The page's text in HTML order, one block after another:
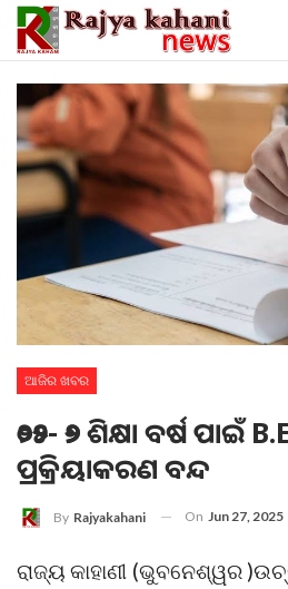
ଆଜିର ଖବର
୨୦୨୫- ୨୬ ଶିକ୍ଷା ବର୍ଷ
ପ୍ରକ୍ରିୟାକରଣ ବନ୍ଦ
By Rajyakahani On Jun 27, 2025
ରାଜ୍ୟ କାହାଣୀ (ଭୁବନେଶ୍ୱର